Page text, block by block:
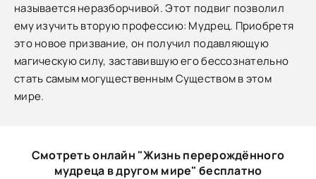
называется неразборчивой. Этот подвиг позволил
ему изучить вторую профессию: Мудрец. Приобретя
это новое призвание, он получил подавляющую
магическую силу, заставившую его бессознательно
стать самым могущественным Существом в этом
мире.
Смотреть онлайн "Жизнь перерождённого
мудреца в другом мире" бесплатно